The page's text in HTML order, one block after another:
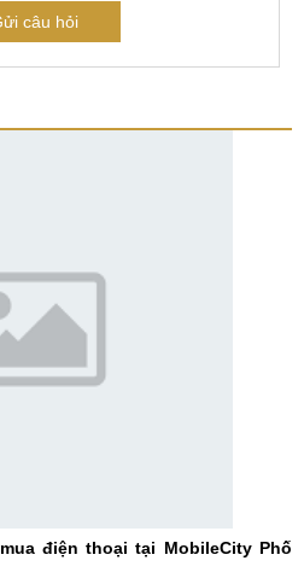
câu hỏi
điện thoại tại MobileCity Phố